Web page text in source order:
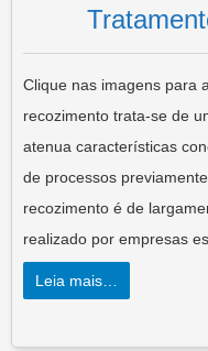
Clique nas imagens para
recozimento trata-se de
atenua características
de processos
recozimento é de
realizado por empresas
Leia mais…